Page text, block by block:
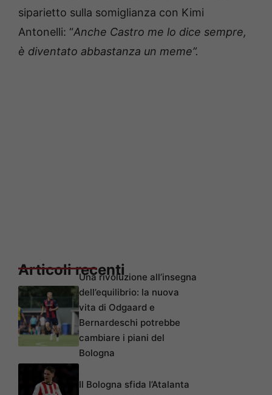
siparietto sulla somiglianza con Kimi
Antonelli: “Anche Castro me lo dice sempre,
è diventato abbastanza un meme”.
Articoli recentiUna rivoluzione all’insegna
dell’equilibrio: la nuova
vita di Odgaard e
Bernardeschi potrebbe
cambiare i piani del
Bologna
Il Bologna sfida l’Atalanta